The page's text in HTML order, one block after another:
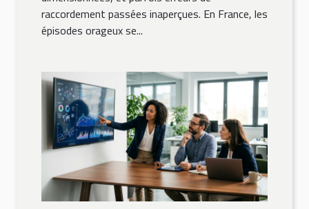
raccordement passées inaperçues. En France, les
épisodes orageux se...